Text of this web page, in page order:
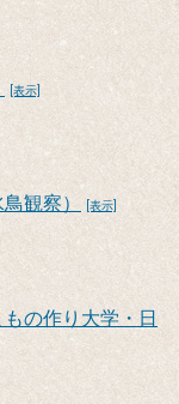
[表示]
観察） [表示]
の作り大学・日